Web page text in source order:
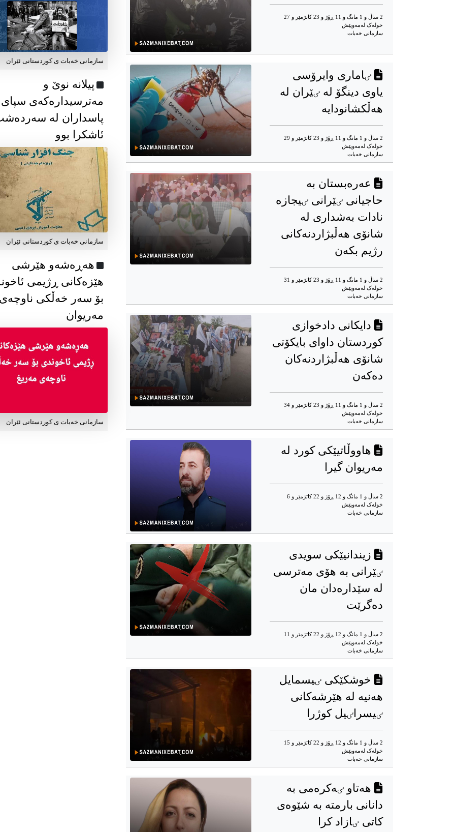
2 ساڵ و 1 مانگ و 11 ڕۆژ و 23 کاتژمێر و 27
خوله‌ک له‌مه‌وپێش‌
سازمانی خەبات
ٸاماری وایرۆسی
یاوی دینگۆ لە ٸێران لە
هەڵکشانودایە
2 ساڵ و 1 مانگ و 11 ڕۆژ و 23 کاتژمێر و 29
خوله‌ک له‌مه‌وپێش‌
سازمانی خەبات
عەرەبستان بە
حاجیانی ٸێرانی ٸیجازە
نادات بەشداری لە
شانۆی هەڵبژاردنەکانی
رژیم بکەن
2 ساڵ و 1 مانگ و 11 ڕۆژ و 23 کاتژمێر و 31
خوله‌ک له‌مه‌وپێش‌
سازمانی خەبات
دایکانی دادخوازی
کوردستان داوای بایکۆتی
شانۆی هەڵبژاردنەکان
دەکەن
2 ساڵ و 1 مانگ و 11 ڕۆژ و 23 کاتژمێر و 34
خوله‌ک له‌مه‌وپێش‌
سازمانی خەبات
هاووڵاتیێکی کورد لە
مەریوان گیرا
2 ساڵ و 1 مانگ و 12 ڕۆژ و 22 کاتژمێر و 6
خوله‌ک له‌مه‌وپێش‌
سازمانی خەبات
زیندانیێکی سویدی
ٸێرانی بە هۆی مەترسی
لە سێدارەدان مان
دەگرێت
2 ساڵ و 1 مانگ و 12 ڕۆژ و 22 کاتژمێر و 11
خوله‌ک له‌مه‌وپێش‌
سازمانی خەبات
خوشکێکی ٸیسمایل
هەنیە لە هێرشەکانی
ٸیسراٸیل کوژرا
2 ساڵ و 1 مانگ و 12 ڕۆژ و 22 کاتژمێر و 15
خوله‌ک له‌مه‌وپێش‌
سازمانی خەبات
هەتاو ٸەکرەمی بە
دانانی بارمتە بە شێوەی
کاتی ٸازاد کرا
سازمانی خەبات ی كوردستانی ئێران
پیلانە نوێ و
مەترسیدارەکەی سپای
پاسداران لە
ئاشکرا بوو
سازمانی خەبات ی كوردستانی ئێران
هەڕەشەو هێرشی
هێزەکانی ڕژیمی
بۆ سەر خەڵکی
مەریوان
سازمانی خەبات ی کوردستانی ئێران